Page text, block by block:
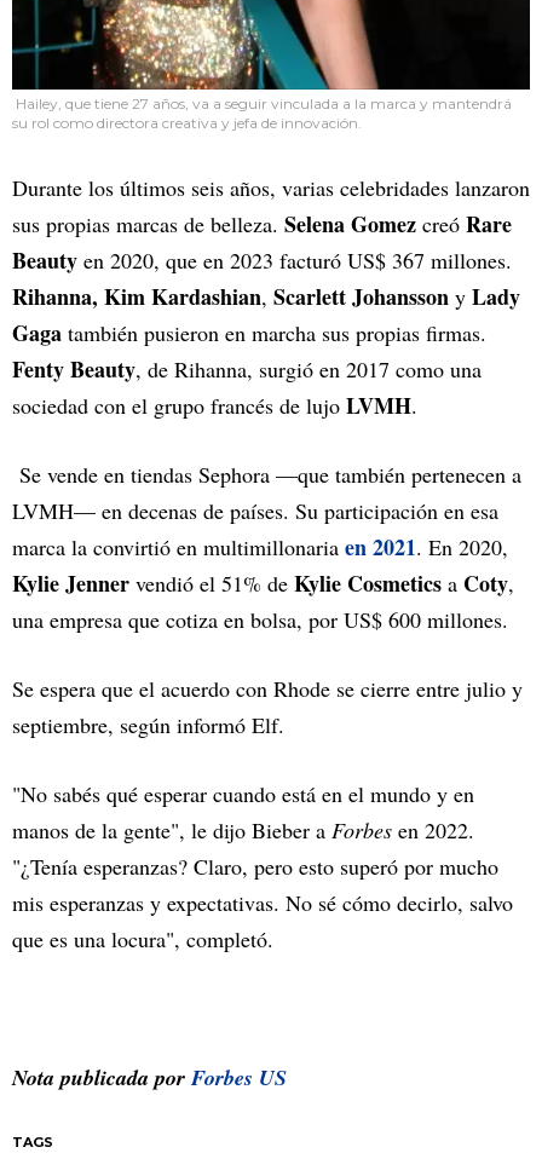
Hailey, que tiene 27 años, va a seguir vinculada a la marca y mantendrá
su rol como directora creativa y jefa de innovación.
Durante los últimos seis años, varias celebridades lanzaron
sus propias marcas de belleza. Selena Gomez creó Rare
Beauty en 2020, que en 2023 facturó US$ 367 millones.
Rihanna, Kim Kardashian, Scarlett Johansson y Lady
Gaga también pusieron en marcha sus propias firmas.
Fenty Beauty, de Rihanna, surgió en 2017 como una
sociedad con el grupo francés de lujo LVMH.
Se vende en tiendas Sephora —que también pertenecen a
LVMH— en decenas de países. Su participación en esa
marca la convirtió en multimillonaria en 2021. En 2020,
Kylie Jenner vendió el 51% de Kylie Cosmetics a Coty,
una empresa que cotiza en bolsa, por US$ 600 millones.
Se espera que el acuerdo con Rhode se cierre entre julio y
septiembre, según informó Elf.
"No sabés qué esperar cuando está en el mundo y en
manos de la gente", le dijo Bieber a Forbes en 2022.
"¿Tenía esperanzas? Claro, pero esto superó por mucho
mis esperanzas y expectativas. No sé cómo decirlo, salvo
que es una locura", completó.
Nota publicada porForbes US
TAGS